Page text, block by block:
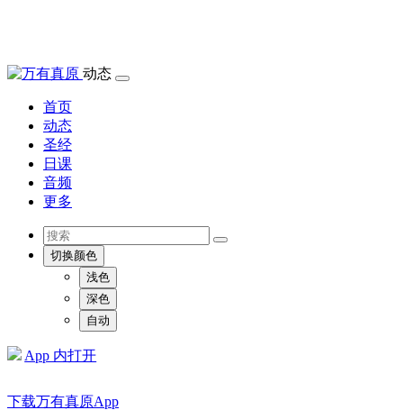
动态
首页
动态
圣经
日课
音频
更多
切换颜色
浅色
深色
自动
App 内打开
下载万有真原App